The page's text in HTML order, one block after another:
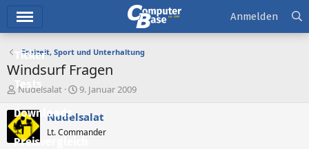
Ticker
Tests
Downloads
Preisvergleich
Anmelden
Freizeit, Sport und Unterhaltung
Windsurf Fragen
E
s
t
e
Nudelsalat
E
s
e
9. Januar 2009
Nudelsalat
Lt. Commander